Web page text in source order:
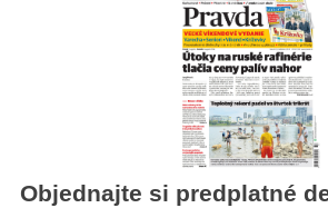
Objednajte si predplatné